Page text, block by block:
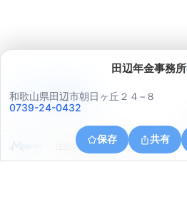
田辺年金事務所
和歌山県田辺市朝日ヶ丘２４−８
0739-24-0432
保存 共有
住所の取得に失敗しました
アプリで見る